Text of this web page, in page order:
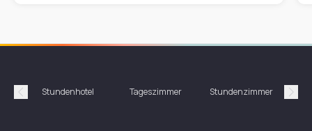
Précédent
Stundenhotel Tageszimmer Stundenzimmer